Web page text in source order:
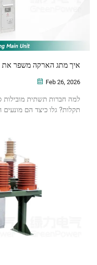
איך מתג הארקה משפר את
Feb 26, 2026
למה חברות תשתית מובילות
תקלות? גלו כיצד הם
הצוות. הורידו את רשימת